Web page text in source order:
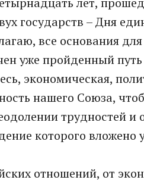
государств – Дня
все основания для
уже пройденный путь
экономическая,
нашего Союза,
трудностей и
которого вложено
отношений, от